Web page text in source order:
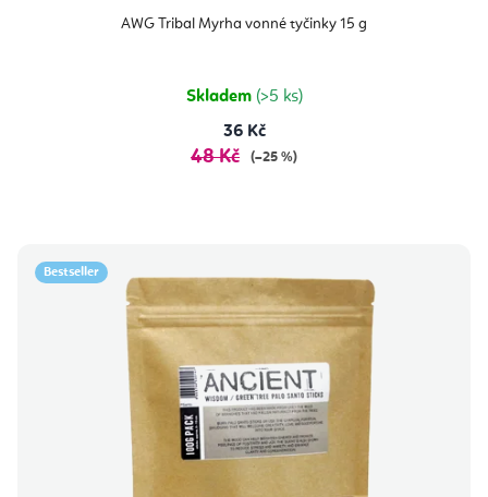
AWG Tribal Myrha vonné tyčinky 15 g
Skladem (>5 ks)
36 Kč
48 Kč (–25 %)
Bestseller